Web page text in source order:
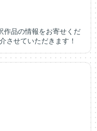
作品の情報をお寄せくだ
させていただきます！